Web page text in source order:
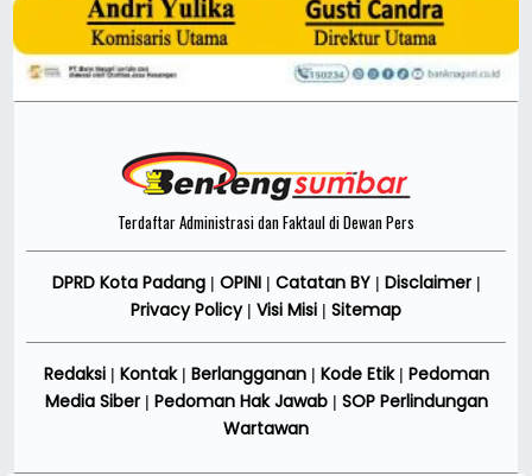
Terdaftar Administrasi dan Faktaul di Dewan Pers
DPRD Kota Padang| OPINI| Catatan BY| Disclaimer|
Privacy Policy| Visi Misi | Sitemap
Redaksi| Kontak| Berlangganan| Kode Etik| Pedoman
Media Siber| Pedoman Hak Jawab| SOP Perlindungan
Wartawan